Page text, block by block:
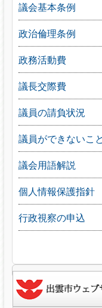
議会基本条例
政治倫理条例
政務活動費
議長交際費
議員の請負状況
議員ができないこと
議会用語解説
個人情報保護指針
行政視察の申込